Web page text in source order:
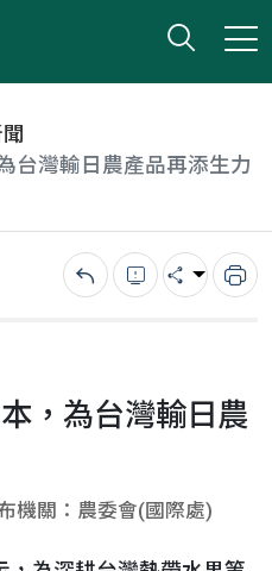
打開
小版
台灣輸日農產品再添生力
回上一頁錯誤回報
分享 列
，為台灣輸日農
機關：農委會(國際處)